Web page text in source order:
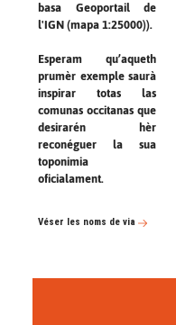
basa Geoportail de
l'IGN (mapa 1:25000)).
Esperam qu’aqueth
prumèr exemple saurà
inspirar totas las
comunas occitanas que
desirarén hèr
reconéguer la sua
toponimia
oficialament.
Véser les noms de via